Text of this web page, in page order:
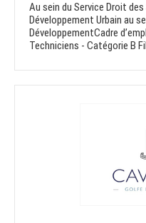
Au sein du Service Droit
Développement Urbain au
DéveloppementCadre
Techniciens - Catégorie B